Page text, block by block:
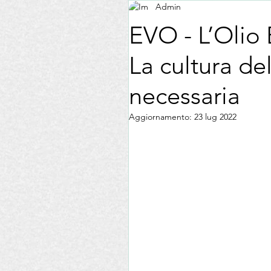
Formazione
Associazione Nazionale Le
EVO -
La cultura
necessaria
Admin
Aggiornamento: 23 lug 2022